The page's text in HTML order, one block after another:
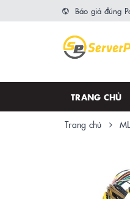
Báo giá đúng
TRANG CHỦ
Trang chủ